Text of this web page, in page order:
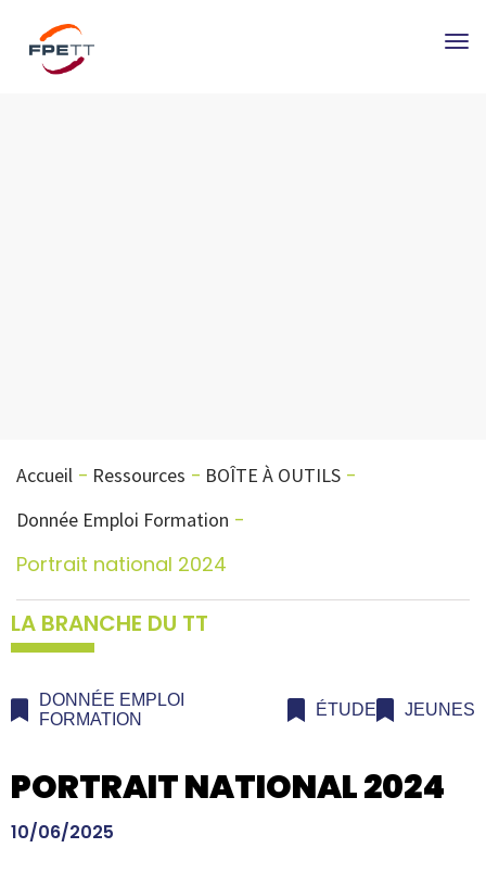
Accueil Ressources
BOÎTE À OUTILS
Donnée Emploi Formation
Portrait national 2024
LA BRANCHE DU TT
DONNÉE EMPLOI
FORMATION
ÉTUDE JEUNES
PORTRAIT NATIONAL 2024
10/06/2025